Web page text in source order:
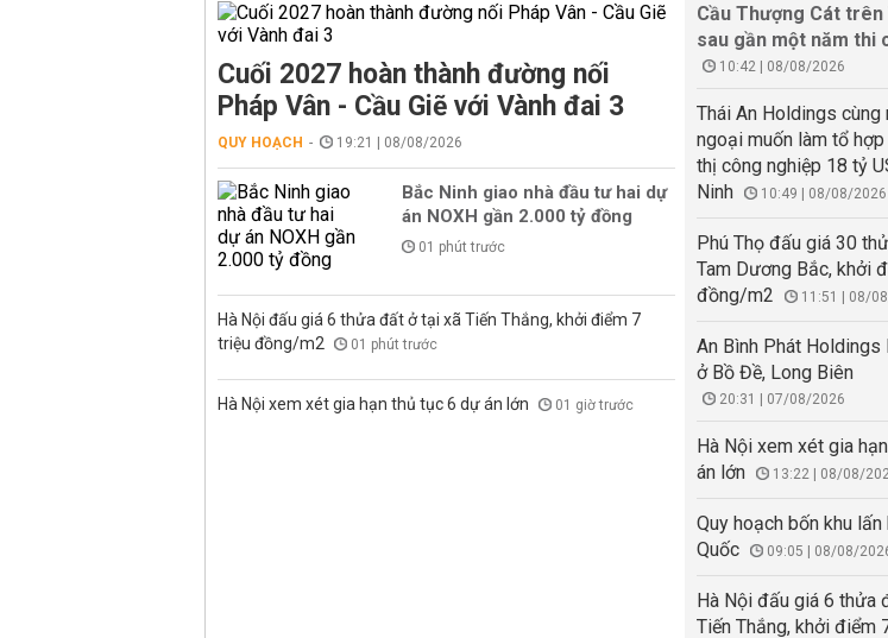
Cuối 2027 hoàn thành đường nối
Pháp Vân - Cầu Giẽ với Vành đai 3
QUY HOẠCH 19:21 | 08/08/2026
Bắc Ninh giao nhà đầu tư hai dự
án NOXH gần 2.000 tỷ đồng
01 phút trước
Hà Nội đấu giá 6 thửa đất ở tại xã Tiến Thắng, khởi điểm 7
triệu đồng/m2
01 phút trước
Hà Nội xem xét gia hạn thủ tục 6 dự án lớn 01 giờ trước
Cầu Thượng Cát trên
sau gần một năm thi
10:42 | 08/08/2026
Thái An Holdings cùng
ngoại muốn làm tổ
thị công nghiệp 18 tỷ
Ninh
10:49 | 08/08/2026
Phú Thọ đấu giá 30
Tam Dương Bắc, khởi
đồng/m2
11:51 | 08/
An Bình Phát Holdings
ở Bồ Đề, Long Biên
20:31 | 07/08/2026
Hà Nội xem xét gia
án lớn
13:22 | 08/08/
Quy hoạch bốn khu lấn
Quốc
09:05 | 08/08/
Hà Nội đấu giá 6 thửa
Tiến Thắng, khởi điểm